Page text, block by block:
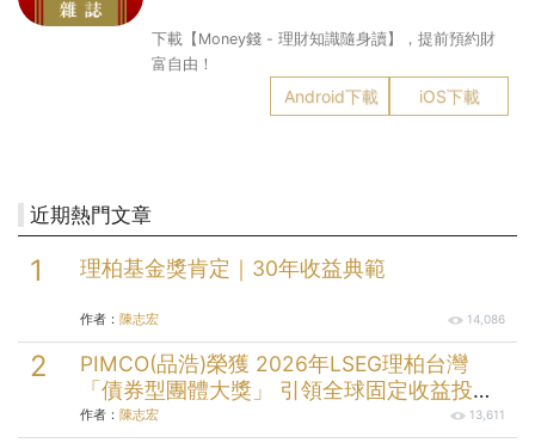
下載【Money錢 - 理財知識隨身讀】，提前預約財
富自由！
Android下載 iOS下載
近期熱門文章
理柏基金獎肯定｜30年收益典範
作者： 陳志宏 14,086
PIMCO(品浩)榮獲 2026年LSEG理柏台灣
「債券型團體大獎」 引領全球固定收益投資
逾半世紀的投資實力
作者： 陳志宏 13,611